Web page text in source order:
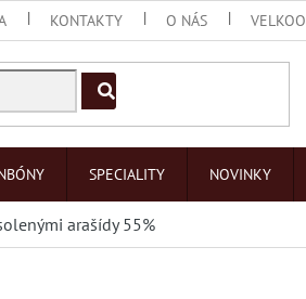
KONTAKTY O NÁS
SPECIALITY NOVINKY
arašídy 55%